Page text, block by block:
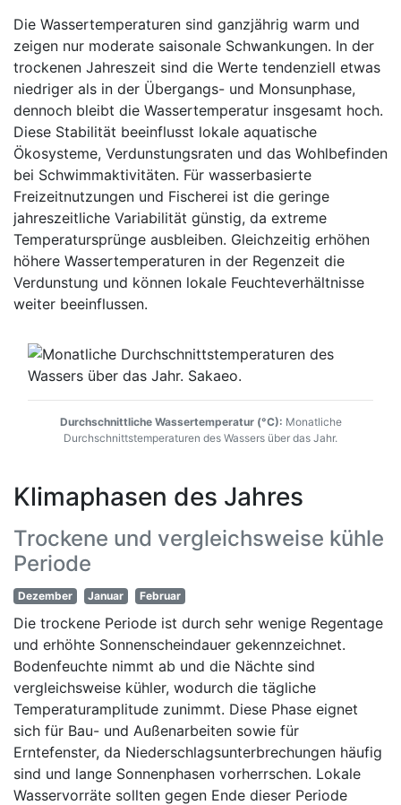
Die Wassertemperaturen sind ganzjährig warm und
zeigen nur moderate saisonale Schwankungen. In der
trockenen Jahreszeit sind die Werte tendenziell etwas
niedriger als in der Übergangs- und Monsunphase,
dennoch bleibt die Wassertemperatur insgesamt hoch.
Diese Stabilität beeinflusst lokale aquatische
Ökosysteme, Verdunstungsraten und das Wohlbefinden
bei Schwimmaktivitäten. Für wasserbasierte
Freizeitnutzungen und Fischerei ist die geringe
jahreszeitliche Variabilität günstig, da extreme
Temperatursprünge ausbleiben. Gleichzeitig erhöhen
höhere Wassertemperaturen in der Regenzeit die
Verdunstung und können lokale Feuchteverhältnisse
weiter beeinflussen.
Durchschnittliche Wassertemperatur (°C): Monatliche
Durchschnittstemperaturen des Wassers über das Jahr.
Klimaphasen des Jahres
Trockene und vergleichsweise kühle
Periode
Dezember Januar Februar
Die trockene Periode ist durch sehr wenige Regentage
und erhöhte Sonnenscheindauer gekennzeichnet.
Bodenfeuchte nimmt ab und die Nächte sind
vergleichsweise kühler, wodurch die tägliche
Temperaturamplitude zunimmt. Diese Phase eignet
sich für Bau- und Außenarbeiten sowie für
Erntefenster, da Niederschlagsunterbrechungen häufig
sind und lange Sonnenphasen vorherrschen. Lokale
Wasservorräte sollten gegen Ende dieser Periode